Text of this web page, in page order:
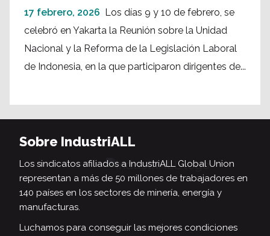
17 febrero, 2026
Los días 9 y 10 de febrero, se
celebró en Yakarta la Reunión sobre la Unidad
Nacional y la Reforma de la Legislación Laboral
de Indonesia, en la que participaron dirigentes de...
Sobre IndustriALL
Los sindicatos afiliados a IndustriALL Global Union
representan a más de 50 millones de trabajadores en
140 países en los sectores de minería, energía y
manufacturas.
Luchamos para conseguir las mejores condiciones